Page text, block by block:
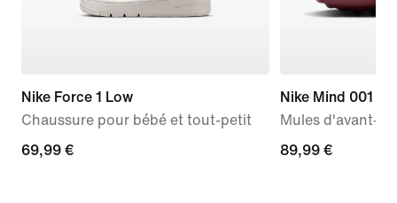
Nike Force 1 Low
Chaussure pour bébé et tout-petit
69,99 €
69,99 €
Nike Mind 001
Mules d'avant-
89,99 €
89,99 €